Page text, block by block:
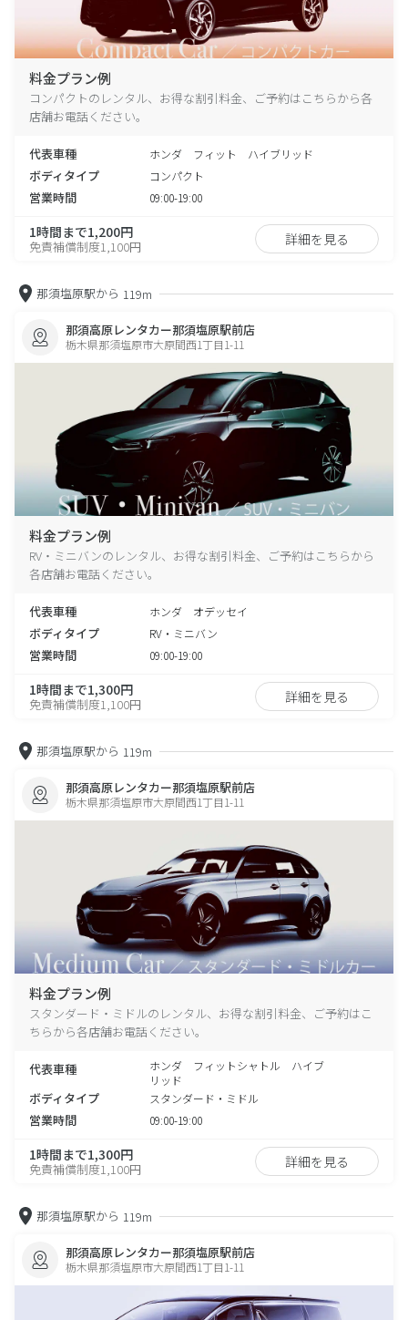
料金プラン例
コンパクトのレンタル、お得な割引料金、ご予約はこちらから各
店舗お電話ください。
代表車種 ホンダ フィット ハイブリッド
ボディタイプ コンパクト
営業時間 09:00-19:00
1時間まで1,200円
免責補償制度1,100円 詳細を見る
那須塩原駅から 119m
那須高原レンタカー那須塩原駅前店
栃木県那須塩原市大原間西1丁目1-11
料金プラン例
RV・ミニバンのレンタル、お得な割引料金、ご予約はこちらから
各店舗お電話ください。
代表車種 ホンダ オデッセイ
ボディタイプ RV・ミニバン
営業時間 09:00-19:00
1時間まで1,300円
免責補償制度1,100円 詳細を見る
那須塩原駅から 119m
那須高原レンタカー那須塩原駅前店
栃木県那須塩原市大原間西1丁目1-11
料金プラン例
スタンダード・ミドルのレンタル、お得な割引料金、ご予約はこ
ちらから各店舗お電話ください。
代表車種
ホンダ フィットシャトル ハイブ
リッド
ボディタイプ スタンダード・ミドル
営業時間 09:00-19:00
1時間まで1,300円
免責補償制度1,100円 詳細を見る
那須塩原駅から 119m
那須高原レンタカー那須塩原駅前店
栃木県那須塩原市大原間西1丁目1-11